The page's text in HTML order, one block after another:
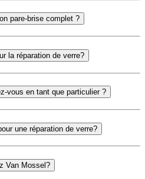
pare-brise complet ?
la réparation de verre?
vous en tant que particulier ?
une réparation de verre?
Van Mossel?